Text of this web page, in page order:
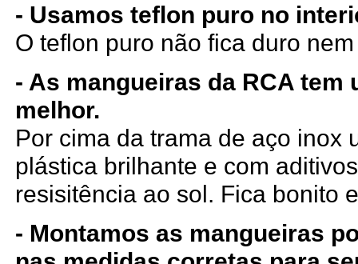
- Usamos teflon puro no
O teflon puro não fica duro
- As mangueiras da RCA tem
melhor.
Por cima da trama de aço inox
plástica brilhante e com
resisitência ao sol. Fica bonito
- Montamos as mangueiras